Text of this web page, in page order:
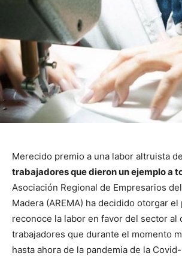
Merecido premio a una labor altruista
trabajadores que dieron un ejemplo a
Asociación Regional de Empresarios
Madera (AREMA) ha decidido otorgar
reconoce la labor en favor del sector al
trabajadores que durante el momento
hasta ahora de la pandemia de la